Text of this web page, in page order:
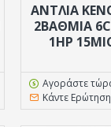
ΑΝΤΛΙΑ
2ΒΆΘΜΙΑ
1HP
Αγοράστε
Κάντε Ερώτηση